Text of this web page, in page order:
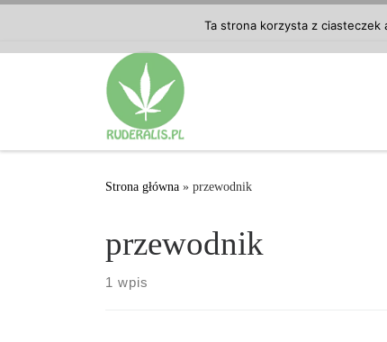
Strona główna » przewodnik
przewodnik
1 wpis
Ta strona korzysta z ciasteczek